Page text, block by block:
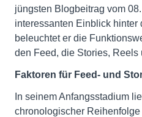
jüngsten Blogbeitrag vom
interessanten Einblick hinter
beleuchtet er die
den Feed, die Stories,
Faktoren für Feed- und
In seinem Anfangsstadium
chronologischer